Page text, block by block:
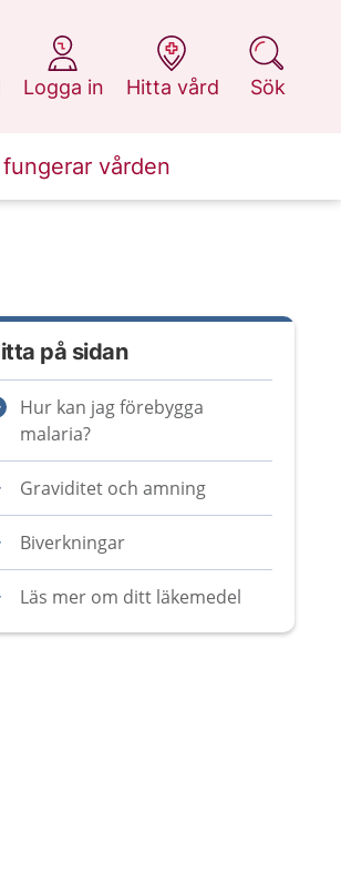
Logga in
på 1177.se
Hitta vård
på 1177.se
Sök
på 1177.se
fungerar vården
på sidan
Hur kan jag förebygga
malaria?
Graviditet och amning
Biverkningar
Läs mer om ditt läkemedel